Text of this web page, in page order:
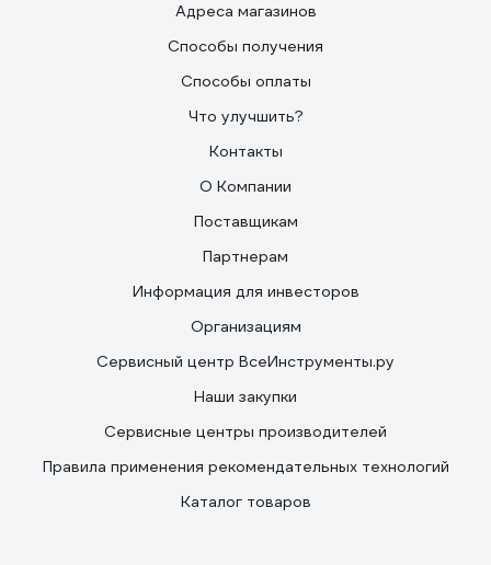
Адреса магазинов
Способы получения
Способы оплаты
Что улучшить?
Контакты
О Компании
Поставщикам
Партнерам
Информация для инвесторов
Организациям
Сервисный центр ВсеИнструменты.ру
Наши закупки
Сервисные центры производителей
Правила применения рекомендательных технологий
Каталог товаров